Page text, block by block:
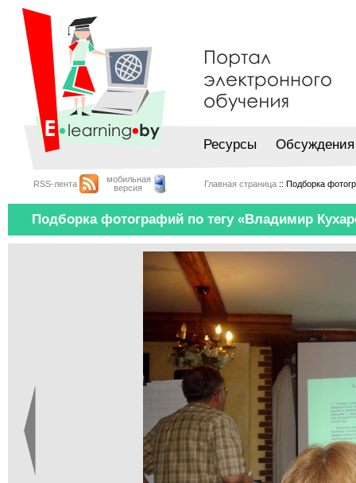
Ресурсы Обсуждения
RSS-лента
мобильная
версия
Главная страница :: Подборка
Подборка фотографий по тегу «Владимир